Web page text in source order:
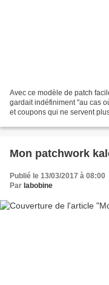
Avec ce modèle de patch
gardait indéfiniment "au cas
et coupons qui ne servent
Mon patchwork
Publié le 13/03/2017 à 08:00
Par labobine